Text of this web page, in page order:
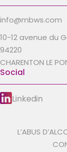
info@mbws.com
10-12 avenue du
94220
CHARENTON LE
Social
Linkedin
L’ABUS